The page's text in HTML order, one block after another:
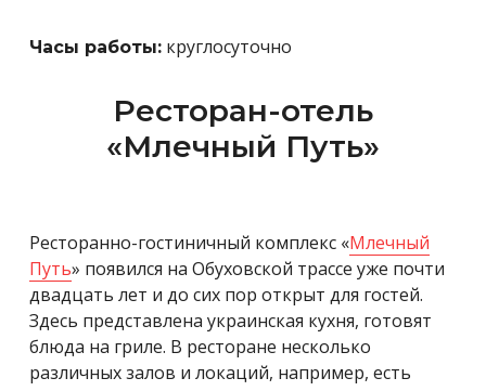
Часы работы: круглосуточно
Ресторан-отель
«Млечный Путь»
Ресторанно-гостиничный комплекс «Млечный
Путь» появился на Обуховской трассе уже почти
двадцать лет и до сих пор открыт для гостей.
Здесь представлена ​​украинская кухня, готовят
блюда на гриле. В ресторане несколько
различных залов и локаций, например, есть